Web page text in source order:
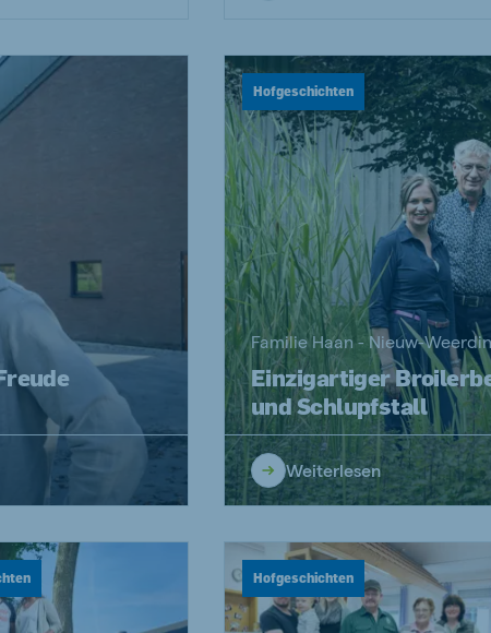
Hofgeschichten
Familie Haan - Nieuw-
Einzigartiger
und Schlupfstall
Weiterlesen
Hofgeschichten